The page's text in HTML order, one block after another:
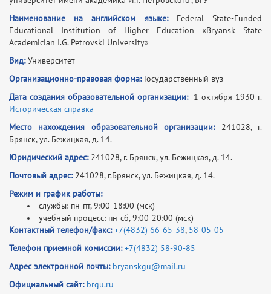
Наименование на английском языке:Federal State-Funded
Educational Institution of Higher Education «Bryansk State
Academician I.G. Petrovski University»
Вид:Университет
Организационно-правовая форма:Государственный вуз
Дата создания образовательной организации: 1 октября 1930 г.
Историческая справка
Место нахождения образовательной организации:
241028, г.
Брянск, ул. Бежицкая, д. 14.
Юридический адрес:241028, г. Брянск, ул. Бежицкая, д. 14.
Почтовый адрес:241028, г.Брянск, ул. Бежицкая, д. 14.
Режим и график работы:
службы: пн-пт, 9:00-18:00 (мск)
учебный процесс: пн-сб, 9:00-20:00 (мск)
Контактный телефон/факс: +7(4832) 66-65-38, 58-05-05
Телефон приемной комиссии: +7(4832) 58-90-85
Адрес электронной почты: bryanskgu@mail.ru
Официальный сайт: brgu.ru